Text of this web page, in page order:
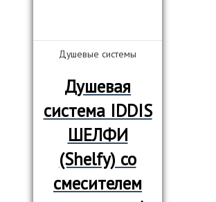
Душевые системы
Душевая
система IDDIS
ШЕЛФИ
(Shelfy) со
смесителем